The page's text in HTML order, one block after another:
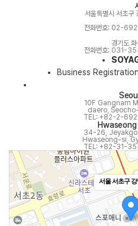
서울특별시 서초
전화번호: 02-
경기도
전화번호: 031-
Business
10F Gangnam
daero,
TEL: +82-2-
34-26,
Hwaseong-si,
TEL: +82-31-
서울 서초구 강